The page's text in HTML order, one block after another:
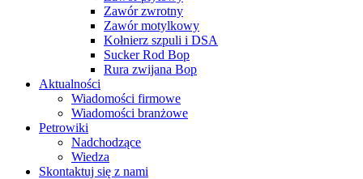
Zawór zwrotny
Zawór motylkowy
Kołnierz szpuli i DSA
Sucker Rod Bop
Rura zwijana Bop
Aktualności
Wiadomości firmowe
Wiadomości branżowe
Petrowiki
Nadchodzące
Wiedza
Skontaktuj się z nami